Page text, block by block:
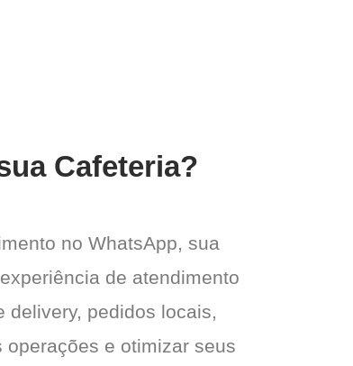
Cafeteria?
no WhatsApp, sua
de atendimento
delivery, pedidos locais,
e otimizar seus